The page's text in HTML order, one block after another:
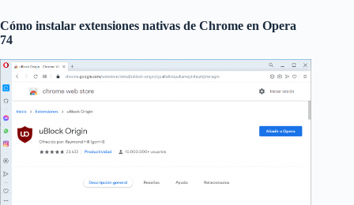
Cómo instalar extensiones nativas de Chrome en Opera
74